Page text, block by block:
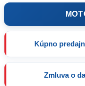
Kúpno
Zmluva o